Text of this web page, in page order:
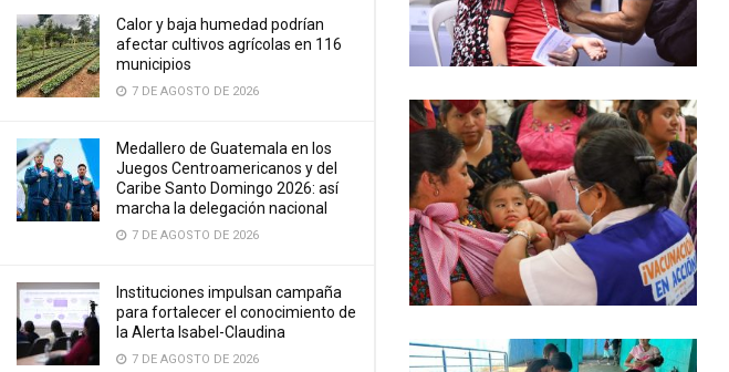
Calor y baja humedad podrían
afectar cultivos agrícolas en 116
municipios
7 DE AGOSTO DE 2026
Medallero de Guatemala en los
Juegos Centroamericanos y del
Caribe Santo Domingo 2026: así
marcha la delegación nacional
7 DE AGOSTO DE 2026
Instituciones impulsan campaña
para fortalecer el conocimiento de
la Alerta Isabel-Claudina
7 DE AGOSTO DE 2026